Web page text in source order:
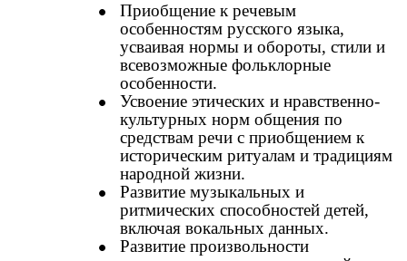
Приобщение к речевым
особенностям русского языка,
усваивая нормы и обороты, стили и
всевозможные фольклорные
особенности.
Усвоение этических и нравственно-
культурных норм общения по
средствам речи с приобщением к
историческим ритуалам и традициям
народной жизни.
Развитие музыкальных и
ритмических способностей детей,
включая вокальных данных.
Развитие произвольности